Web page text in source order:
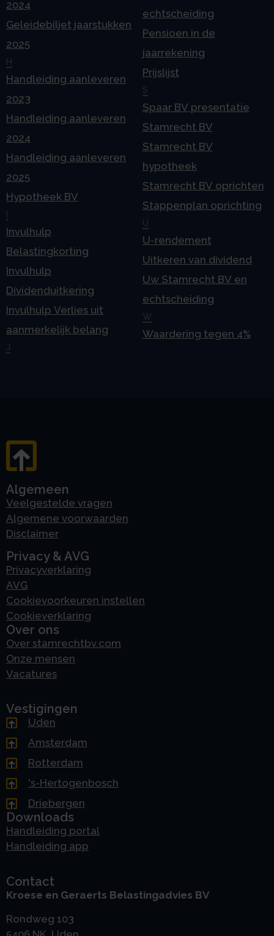
2024
Geleidebiljet jaarstukken
2025
H
Handleiding aanleveren
2023
Handleiding aanleveren
2024
Handleiding aanleveren
2025
Hypotheek BV
Invulhulp
Belastingkorting
Invulhulp
Dividenduitkering
Invulhulp Verlies uit
aanmerkelijk belang
echtscheiding
Pensioen in de
jaarrekening
Prijslijst
S
Spaar BV presentatie
Stamrecht BV
Stamrecht BV
hypotheek
Stamrecht BV oprichten
Stappenplan oprichting
U
U-rendement
Uitkeren van dividend
Uw Stamrecht BV en
echtscheiding
W
Waardering tegen 4%
Algemeen
Veelgestelde vragen
Algemene voorwaarden
Disclaimer
Privacy & AVG
Privacyverklaring
AVG
Cookievoorkeuren instellen
Cookieverklaring
Over ons
Over stamrechtbv.com
Onze mensen
Vacatures
Vestigingen
Uden
Amsterdam
Rotterdam
's-Hertogenbosch
Driebergen
Downloads
Handleiding portal
Handleiding app
Contact
Kroese en Geraerts Belastingadvies BV
Rondweg 103